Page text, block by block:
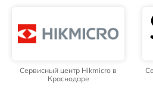
Сервисный центр Hikmicro в
Краснодаре